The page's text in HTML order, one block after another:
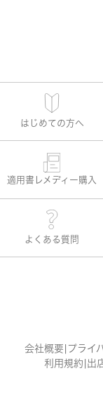
はじめての方へ
適用書レメディー購入
よくある質問
会社概要 プライ
利用規約 出